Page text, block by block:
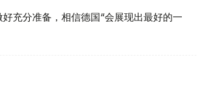
充分准备，相信德国“会展现出最好的一